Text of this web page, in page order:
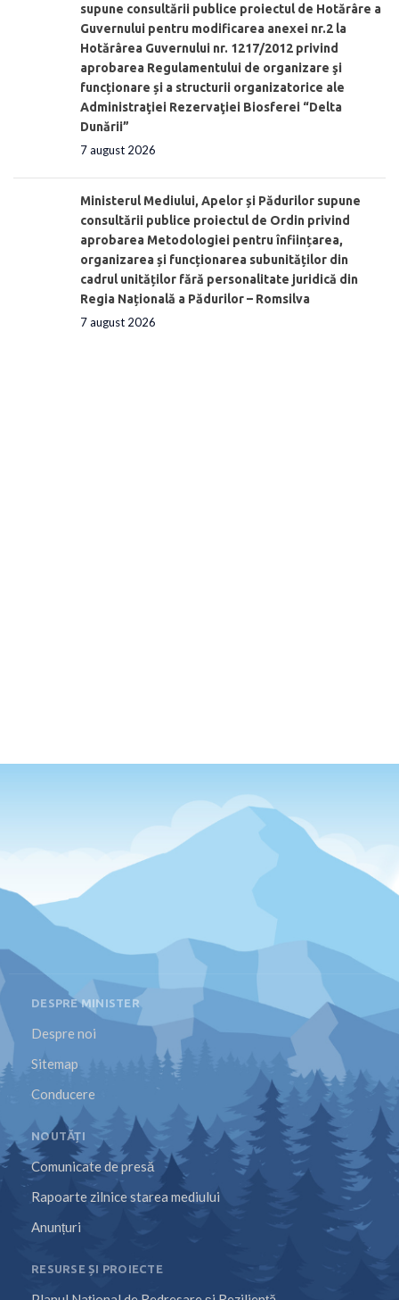
supune consultării publice proiectul de Hotărâre a
Guvernului pentru modificarea anexei nr.2 la
Hotărârea Guvernului nr. 1217/2012 privind
aprobarea Regulamentului de organizare şi
funcționare și a structurii organizatorice ale
Administraţiei Rezervaţiei Biosferei “Delta
Dunării”
7 august 2026
Ministerul Mediului, Apelor și Pădurilor supune
consultării publice proiectul de Ordin privind
aprobarea Metodologiei pentru înființarea,
organizarea și funcționarea subunităților din
cadrul unităților fără personalitate juridică din
Regia Națională a Pădurilor – Romsilva
7 august 2026
DESPRE MINISTER
Despre noi
Sitemap
Conducere
NOUTĂȚI
Comunicate de presă
Rapoarte zilnice starea mediului
Anunțuri
RESURSE ȘI PROIECTE